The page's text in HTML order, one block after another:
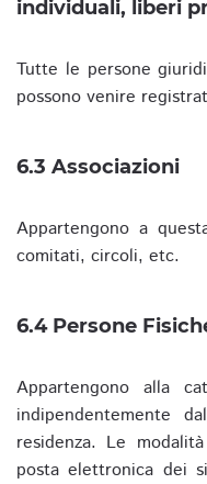
individuali, liberi
Tutte le persone
possono venire
6.3 Associazioni
Appartengono a
comitati, circoli, etc.
6.4 Persone
Appartengono alla
indipendentemente
residenza. Le
posta elettronica dei